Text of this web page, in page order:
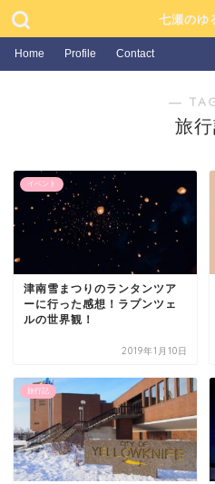
七瀬のゆ
Home Profile Contact
―
旅
イベント
津南雪まつりのランタンツア
ーに行った感想！ラプンツェ
ルの世界観！
2019年1月10日
旅行記